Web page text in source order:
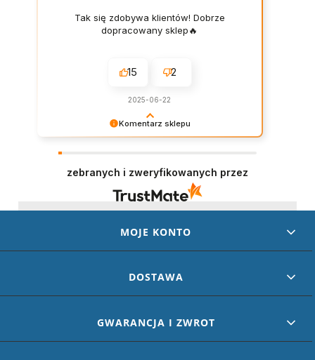
Komentarz sklepu
słowo od naszych klientów. Staramy się
codziennie spełniać oczekiwania kupujących.
Będzie nam miło gościć Cię ponownie!
Tak się zdobywa klientów! Dobrze
dopracowany sklep🔥
15 2
2025-06-22
zebranych i zweryfikowanych przez
MOJE KONTO
DOSTAWA
GWARANCJA I ZWROT